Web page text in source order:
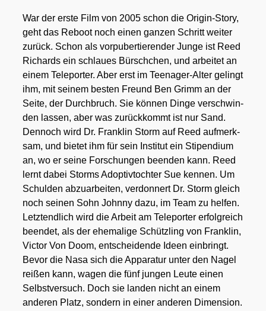
War der ers­te Film von 2005 schon die Ori­gin-Sto­ry,
geht das Reboot noch einen gan­zen Schritt wei­ter
zurück. Schon als vor­pu­ber­tie­ren­der Jun­ge ist Reed
Richards ein schlau­es Bürsch­chen, und arbei­tet an
einem Tele­por­ter. Aber erst im Teen­ager-Alter gelingt
ihm, mit sei­nem bes­ten Freund Ben Grimm an der
Sei­te, der Durch­bruch. Sie kön­nen Din­ge ver­schwin­
den las­sen, aber was zurück­kommt ist nur Sand.
Den­noch wird Dr. Frank­lin Storm auf Reed auf­merk­
sam, und bie­tet ihm für sein Insti­tut ein Sti­pen­di­um
an, wo er sei­ne For­schun­gen been­den kann. Reed
lernt dabei Storms Adop­tiv­toch­ter Sue ken­nen. Um
Schul­den abzu­ar­bei­ten, ver­don­nert Dr. Storm gleich
noch sei­nen Sohn John­ny dazu, im Team zu hel­fen.
Letzt­end­lich wird die Arbeit am Tele­por­ter erfolg­reich
been­det, als der ehe­ma­li­ge Schütz­ling von Frank­lin,
Vic­tor Von Doom, ent­schei­den­de Ideen ein­bringt.
Bevor die Nasa sich die Appa­ra­tur unter den Nagel
rei­ßen kann, wagen die fünf jun­gen Leu­te einen
Selbst­ver­such. Doch sie lan­den nicht an einem
ande­ren Platz, son­dern in einer ande­ren Dimen­si­on.